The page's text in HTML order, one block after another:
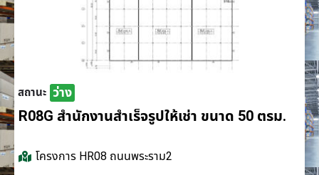
สถานะ ว่าง
R08G สำนักงานสำเร็จรูปให้เช่า ขนาด 50 ตรม.
โครงการ HR08 ถนนพระราม2